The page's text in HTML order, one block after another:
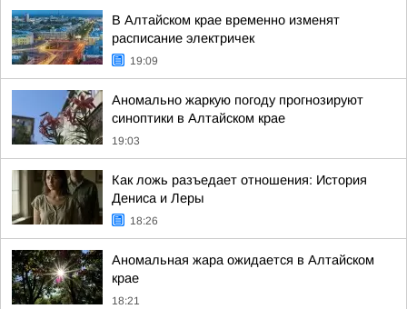
В Алтайском крае временно изменят
расписание электричек
19:09
Аномально жаркую погоду прогнозируют
синоптики в Алтайском крае
19:03
Как ложь разъедает отношения: История
Дениса и Леры
18:26
Аномальная жара ожидается в Алтайском
крае
18:21